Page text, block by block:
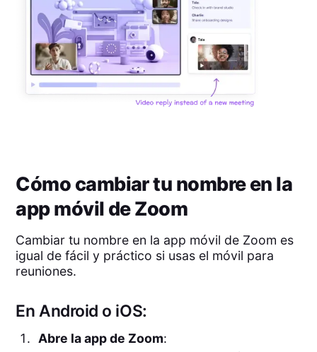
Cómo cambiar tu nombre en la
app móvil de Zoom
Cambiar tu nombre en la app móvil de Zoom es
igual de fácil y práctico si usas el móvil para
reuniones.
En Android o iOS:
Abre la app de Zoom: